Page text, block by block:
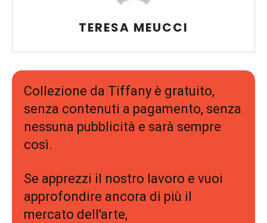
TERESA MEUCCI
Collezione da Tiffany è gratuito,
senza contenuti a pagamento, senza
nessuna pubblicità e sarà sempre
così.
Se apprezzi il nostro lavoro e vuoi
approfondire ancora di più il
mercato dell'arte,